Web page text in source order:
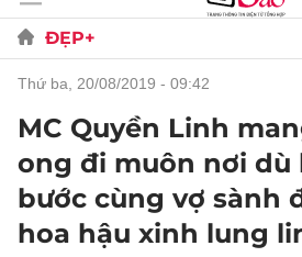
ĐẸP+
thứ ba, 20/08/2019 - 09:42
MC Quyền Linh
ong đi muôn nơi dù
bước cùng vợ sành
hoa hậu xinh lung